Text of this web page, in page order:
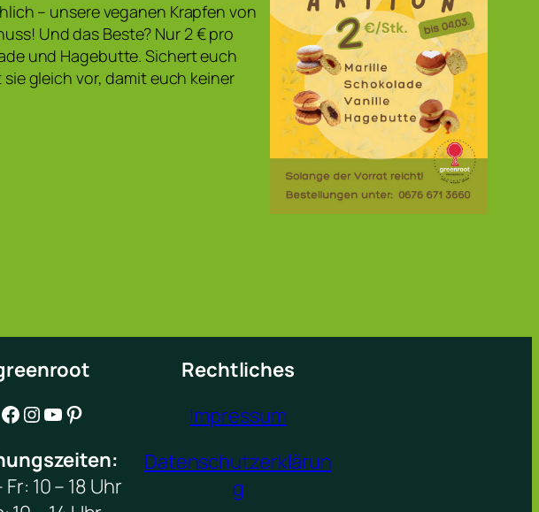
– unsere veganen Krapfen von
Und das Beste? Nur 2 € pro
und Hagebutte. Sichert euch
gleich vor, damit euch keiner
Facebook Instagram YouTube Pinterest
Fr: 10 – 18 Uhr
Rechtliches
Impressum
Datenschutzerklärun
g